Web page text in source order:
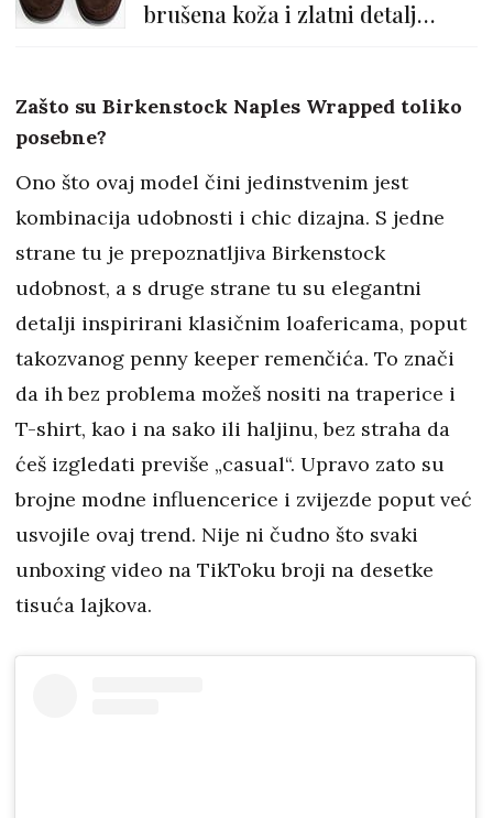
brušena koža i zlatni detalj
Zašto su Birkenstock Naples Wrapped toliko
posebne?
Ono što ovaj model čini jedinstvenim jest
kombinacija udobnosti i chic dizajna. S jedne
strane tu je prepoznatljiva Birkenstock
udobnost, a s druge strane tu su elegantni
detalji inspirirani klasičnim loafericama, poput
takozvanog penny keeper remenčića. To znači
da ih bez problema možeš nositi na traperice i
T-shirt, kao i na sako ili haljinu, bez straha da
ćeš izgledati previše „casual“. Upravo zato su
brojne modne influencerice i zvijezde poput već
usvojile ovaj trend. Nije ni čudno što svaki
unboxing video na TikToku broji na desetke
tisuća lajkova.